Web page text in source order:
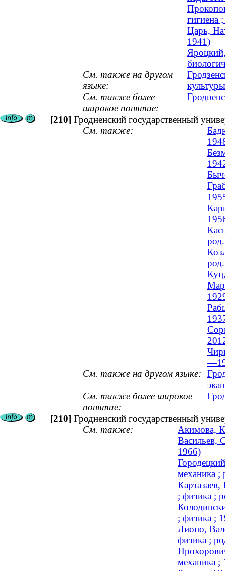
Царь,
1941)
См. также на другом
языке:
культуры
См. также более
широкое понятие:
[210] Гродненский государственный
См. также:
См. также на другом языке:
См. также более широкое
понятие:
[210] Гродненский государственный
См. также:
Акимова,
Васильев,
1966)
механика ;
; физика ;
; физика ;
Лиопо,
физика ;
механика